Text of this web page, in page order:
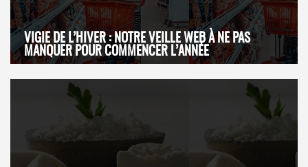
VIGIE DE L’HIVER : NOTRE VEILLE WEB À NE PAS
MANQUER POUR COMMENCER L’ANNÉE